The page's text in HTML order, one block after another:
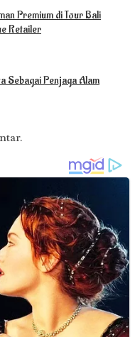
Premium di Tour Bali
Retailer
Sebagai Penjaga Alam